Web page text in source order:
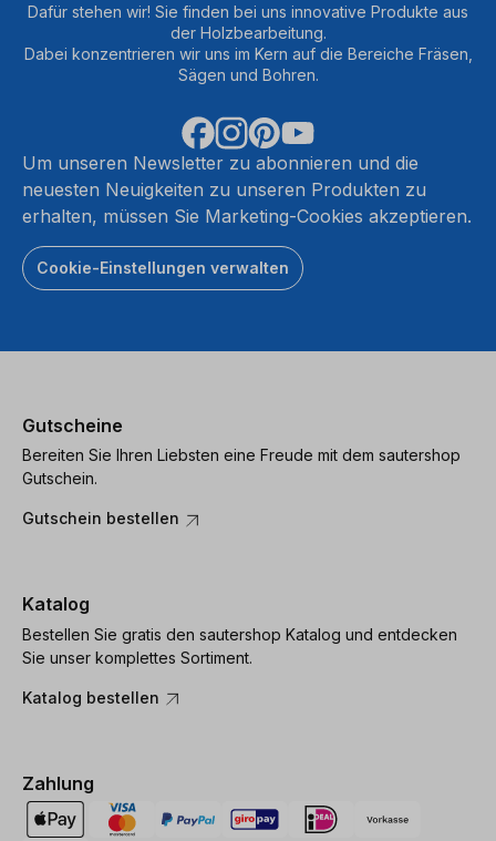
Dafür stehen wir! Sie finden bei uns innovative Produkte aus
der Holzbearbeitung.
Dabei konzentrieren wir uns im Kern auf die Bereiche Fräsen,
Sägen und Bohren.
Um unseren Newsletter zu abonnieren und die
neuesten Neuigkeiten zu unseren Produkten zu
erhalten, müssen Sie Marketing-Cookies akzeptieren.
Cookie-Einstellungen verwalten
Gutscheine
Bereiten Sie Ihren Liebsten eine Freude mit dem sautershop
Gutschein.
Gutschein bestellen
Katalog
Bestellen Sie gratis den sautershop Katalog und entdecken
Sie unser komplettes Sortiment.
Katalog bestellen
Zahlung